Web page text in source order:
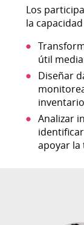
Los
la
útil
Diseñar
Analizar
apoyar la